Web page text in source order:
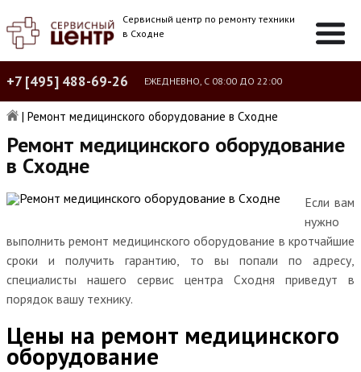
Сервисный центр по ремонту техники
в Сходне
+7 [495] 488-69-26 ЕЖЕДНЕВНО, С 08:00 ДО 22:00
| Ремонт медицинского оборудование в Сходне
Ремонт медицинского оборудование
в Сходне
Если вам
нужно
выполнить ремонт медицинского оборудование в кротчайшие
сроки и получить гарантию, то вы попали по адресу,
специалисты нашего сервис центра Сходня приведут в
порядок вашу технику.
Цены на ремонт медицинского
оборудование